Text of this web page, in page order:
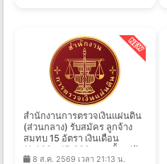
สำนักงานการตรวจเงินแผ่นดิน
(ส่วนกลาง) รับสมัคร ลูกจ้าง
สมทบ 15 อัตรา เงินเดือน
11,400 - 15,000 บาท ตั้งแต่วัน
ที่ 3-24 ส.ค. 2569
8 ส.ค. 2569 เวลา 21:13 น.